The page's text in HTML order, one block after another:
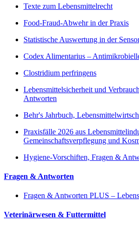
Texte zum Lebensmittelrecht
Food-Fraud-Abwehr in der Praxis
Statistische Auswertung in der
Codex Alimentarius –
Clostridium perfringens
Lebensmittelsicherheit und
Antworten
Behr's Jahrbuch,
Praxisfälle 2026 aus
Gemeinschaftsverpflegung und
Hygiene-Vorschiften, Fragen &
Fragen & Antworten
Fragen & Antworten PLUS –
Veterinärwesen & Futtermittel